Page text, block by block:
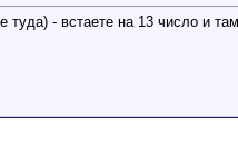
- встаете на 13 число и